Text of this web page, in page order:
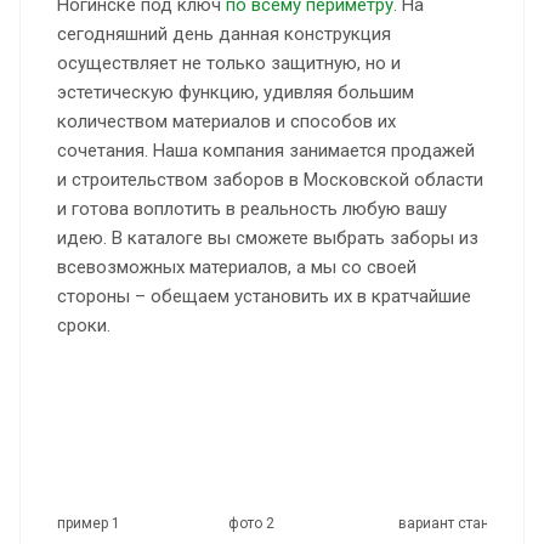
сегодняшний день данная конструкция
осуществляет не только защитную, но и
эстетическую функцию, удивляя большим
количеством материалов и способов их
сочетания. Наша компания занимается продажей
и строительством заборов в Московской области
и готова воплотить в реальность любую вашу
идею. В каталоге вы сможете выбрать заборы из
всевозможных материалов, а мы со своей
стороны – обещаем установить их в кратчайшие
сроки.
пример 1 фото 2 вариант стандарт 3